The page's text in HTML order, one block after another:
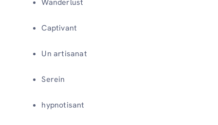
Wanderlust
Captivant
Un artisanat
Serein
hypnotisant